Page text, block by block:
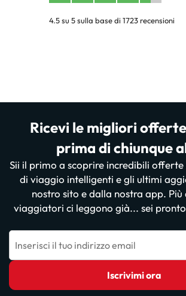
4.5 su 5 sulla base di 1723 recensioni
Ricevi le migliori
prima di chiunque
Sii il primo a scoprire incredibili offerte
di viaggio intelligenti e gli ultimi
nostro sito e dalla nostra app.
viaggiatori ci leggono già... sei
Inserisci il tuo indirizzo email
Iscrivimi ora